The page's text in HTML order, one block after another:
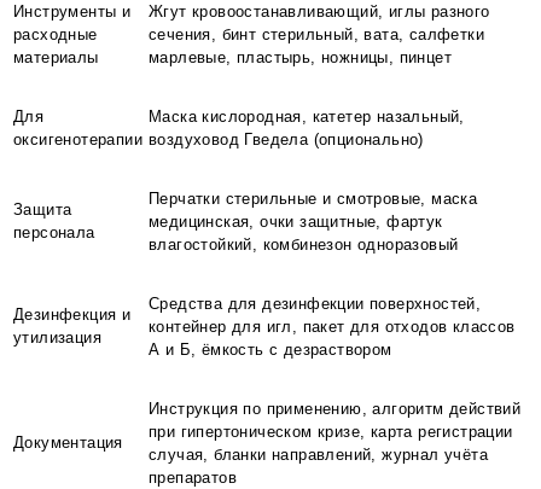
Инструменты и
расходные
материалы
Жгут кровоостанавливающий, иглы разного
сечения, бинт стерильный, вата, салфетки
марлевые, пластырь, ножницы, пинцет
Для
оксигенотерапии
Маска кислородная, катетер назальный,
воздуховод Гведела (опционально)
Защита
персонала
Перчатки стерильные и смотровые, маска
медицинская, очки защитные, фартук
влагостойкий, комбинезон одноразовый
Дезинфекция и
утилизация
Средства для дезинфекции поверхностей,
контейнер для игл, пакет для отходов классов
А и Б, ёмкость с дезраствором
Документация
Инструкция по применению, алгоритм действий
при гипертоническом кризе, карта регистрации
случая, бланки направлений, журнал учёта
препаратов